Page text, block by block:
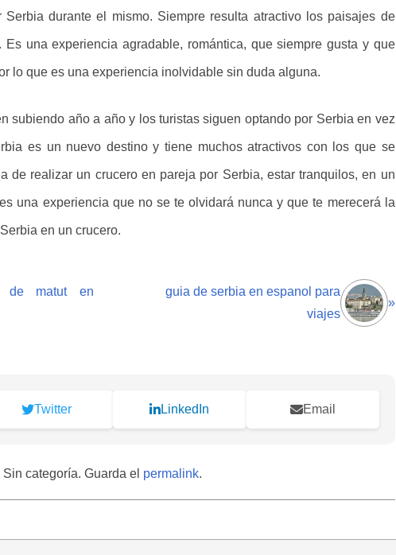
durante el mismo. Siempre resulta atractivo los paisajes de
una experiencia agradable, romántica, que siempre gusta y que
lo que es una experiencia inolvidable sin duda alguna.
subiendo año a año y los turistas siguen optando por Serbia en vez
es un nuevo destino y tiene muchos atractivos con los que se
de realizar un crucero en pareja por Serbia, estar tranquilos, en un
una experiencia que no se te olvidará nunca y que te merecerá la
en un crucero.
de matut en
guia de serbia en espanol para
viajes
»
Twitter LinkedIn Email
categoría. Guarda el permalink.